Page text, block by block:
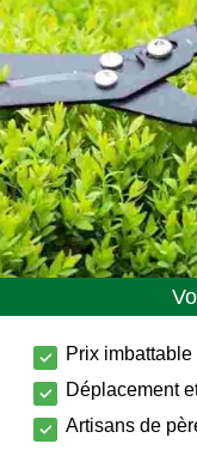
Prix
Déplacement
Artisans de